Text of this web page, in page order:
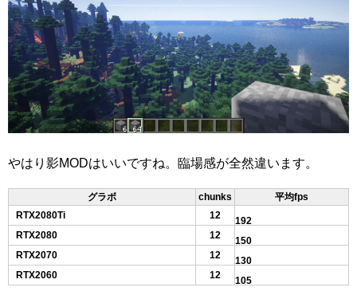
やはり影MODはいいですね。臨場感が全然違います。
グラボ chunks
平均fps
RTX2080Ti
12
192
RTX2080
12
150
RTX2070
12
130
RTX2060
12 105